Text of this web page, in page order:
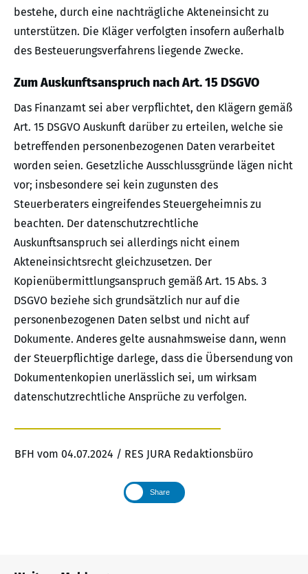
bestehe, durch eine nachträgliche Akteneinsicht zu
unterstützen. Die Kläger verfolgten insofern außerhalb
des Besteuerungsverfahrens liegende Zwecke.
Zum Auskunftsanspruch nach Art. 15 DSGVO
Das Finanzamt sei aber verpflichtet, den Klägern gemäß
Art. 15 DSGVO Auskunft darüber zu erteilen, welche sie
betreffenden personenbezogenen Daten verarbeitet
worden seien. Gesetzliche Ausschlussgründe lägen nicht
vor; insbesondere sei kein zugunsten des
Steuerberaters eingreifendes Steuergeheimnis zu
beachten. Der datenschutzrechtliche
Auskunftsanspruch sei allerdings nicht einem
Akteneinsichtsrecht gleichzusetzen. Der
Kopienübermittlungsanspruch gemäß Art. 15 Abs. 3
DSGVO beziehe sich grundsätzlich nur auf die
personenbezogenen Daten selbst und nicht auf
Dokumente. Anderes gelte ausnahmsweise dann, wenn
der Steuerpflichtige darlege, dass die Übersendung von
Dokumentenkopien unerlässlich sei, um wirksam
datenschutzrechtliche Ansprüche zu verfolgen.
BFH vom 04.07.2024 / RES JURA Redaktionsbüro
Share